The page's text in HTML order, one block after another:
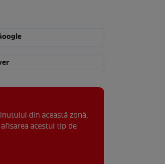
din această zonă.
acestui tip de